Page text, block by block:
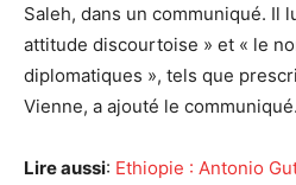
Saleh, dans un communiqué. Il
attitude discourtoise » et « le
diplomatiques », tels que
Vienne, a ajouté le communiqué.
Lire aussi: Ethiopie : Antonio